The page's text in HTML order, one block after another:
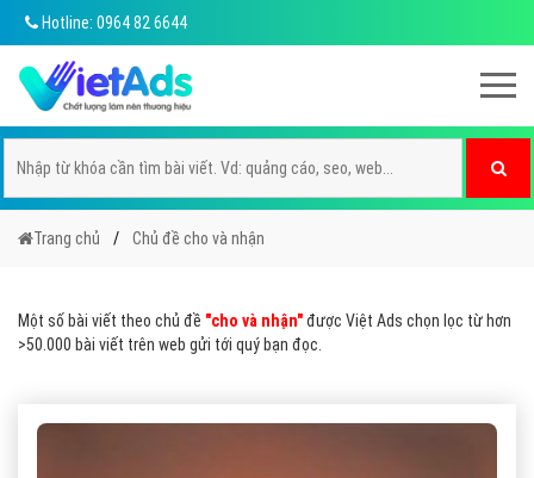
Hotline: 0964 82 6644
Trang chủ Chủ đề cho và nhận
Một số bài viết theo chủ đề "cho và nhận"được Việt Ads chọn lọc từ hơn
>50.000 bài viết trên web gửi tới quý bạn đọc.